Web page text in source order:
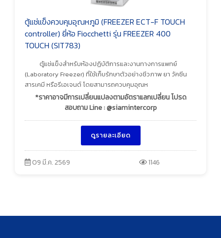
ตู้แช่แข็งควบคุมอุณหภูมิ (FREEZER ECT-F TOUCH
controller) ยี่ห้อ Fiocchetti รุ่น FREEZER 400
TOUCH (SIT783)
ตู้แช่แข็งสำหรับห้องปฏิบัติการและงานทางการแพทย์
(Laboratory Freezer) ที่ใช้เก็บรักษาตัวอย่างชีวภาพ ยา วัคซีน
สารเคมี หรือรีเอเจนต์ โดยสามารถควบคุมอุณห
*ราคาอาจมีการเปลี่ยนแปลงตามอัตราแลกเปลี่ยน โปรด
สอบถาม Line : @siamintercorp
ดูรายละเอียด
09 มี.ค. 2569 1146